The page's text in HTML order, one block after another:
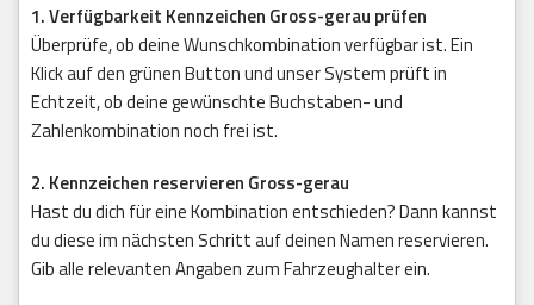
1. Verfügbarkeit Kennzeichen Gross-gerau prüfen
Überprüfe, ob deine Wunschkombination verfügbar ist. Ein
Klick auf den grünen Button und unser System prüft in
Echtzeit, ob deine gewünschte Buchstaben- und
Zahlenkombination noch frei ist.
2. Kennzeichen reservieren Gross-gerau
Hast du dich für eine Kombination entschieden? Dann kannst
du diese im nächsten Schritt auf deinen Namen reservieren.
Gib alle relevanten Angaben zum Fahrzeughalter ein.